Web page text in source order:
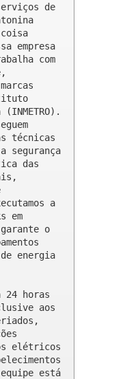
de
empresa
com
técnicas
segurança
das
a
em
o
energia
24 horas
aos
elétricos
está